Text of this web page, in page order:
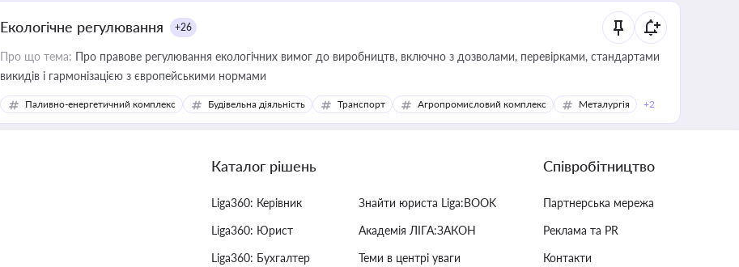
Екологічне регулювання +26
Про що тема: Про правове регулювання екологічних вимог до виробництв, включно з дозволами, перевірками, стандартами
викидів і гармонізацією з європейськими нормами
Паливно-енергетичний комплекс Будівельна діяльність Транспорт Агропромисловий комплекс Металургія +2
Каталог рішень
Liga360: Керівник
Liga360: Юрист
Liga360: Бухгалтер
Знайти юриста Liga:BOOK
Академія ЛІГА:ЗАКОН
Теми в центрі уваги
Співробітництво
Партнерська мережа
Реклама та PR
Контакти